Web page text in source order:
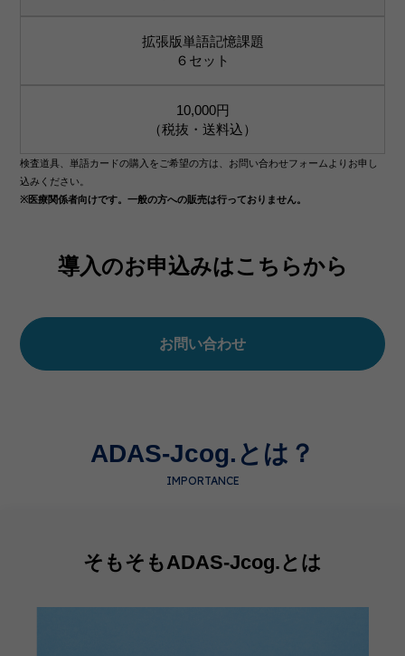
拡張版単語記憶課題
６セット
10,000円
（税抜・送料込）
検査道具、単語カードの購入をご希望の方は、お問い合わせフォームよりお申し
込みください。
※医療関係者向けです。一般の方への販売は行っておりません。
導入のお申込みはこちらから
お問い合わせ
ADAS-Jcog.とは？
IMPORTANCE
そもそもADAS-Jcog.とは